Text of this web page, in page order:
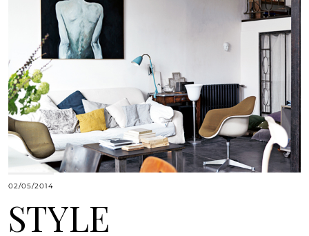
02/05/2014
STYLE